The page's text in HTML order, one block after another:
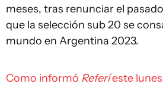
meses, tras renunciar el
que la selección sub 20 se
mundo en Argentina 2023.
Como informó Referíeste lunes